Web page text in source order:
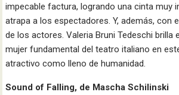
impecable factura, logrando una cinta muy
atrapa a los espectadores. Y, además, con
de los actores. Valeria Bruni Tedeschi brilla
mujer fundamental del teatro italiano en
atractivo como lleno de humanidad.
Sound of Falling, de Mascha Schilinski